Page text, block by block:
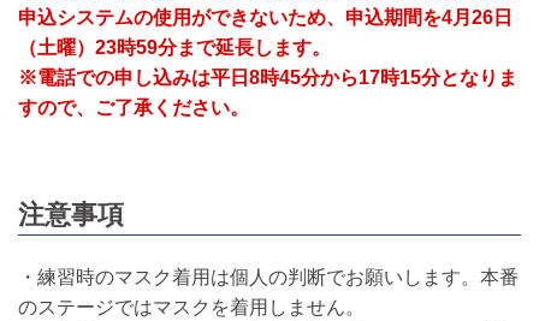
申込システムの使用ができないため、申込期間を4月26日
（土曜）23時59分まで延長します。
※電話での申し込みは平日8時45分から17時15分となりま
すので、ご了承ください。
注意事項
・練習時のマスク着用は個人の判断でお願いします。本番
のステージではマスクを着用しません。